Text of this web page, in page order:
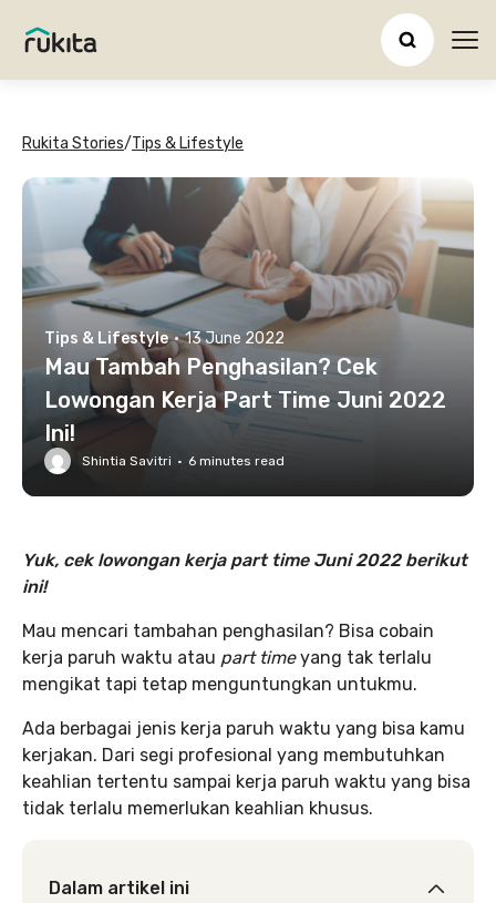
Rukita Stories/Tips & Lifestyle
Tips & Lifestyle · 13 June 2022
Mau Tambah Penghasilan? Cek
Lowongan Kerja Part Time Juni 2022
Ini!
Shintia Savitri · 6 minutes read
Yuk, cek lowongan kerja part time Juni 2022 berikut
ini!
Mau mencari tambahan penghasilan? Bisa cobain
kerja paruh waktu atau part timeyang tak terlalu
mengikat tapi tetap menguntungkan untukmu.
Ada berbagai jenis kerja paruh waktu yang bisa kamu
kerjakan. Dari segi profesional yang membutuhkan
keahlian tertentu sampai kerja paruh waktu yang bisa
tidak terlalu memerlukan keahlian khusus.
Dalam artikel ini